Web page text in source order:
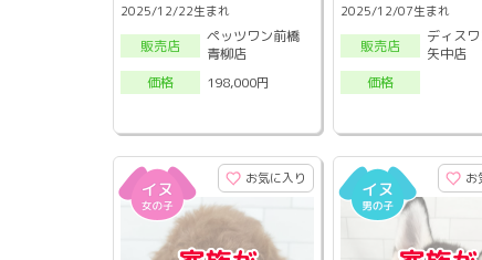
2025/12/22生まれ
販売店
ペッツワン前橋
青柳店
価格
198,000円
2025/12/07生まれ
販売店
ディス
矢中店
価格
お気に入り お